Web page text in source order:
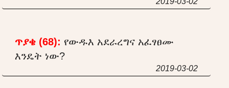
ጥያቄ (68): የውዱእ አደራረግና አፈፃፀሙ
እንዴት ነው?
2019-03-02